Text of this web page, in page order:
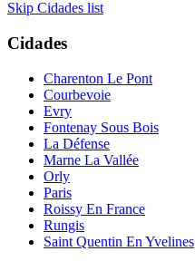
Skip Cidades list
Cidades
Charenton Le Pont
Courbevoie
Evry
Fontenay Sous Bois
La Défense
Marne La Vallée
Orly
Paris
Roissy En France
Rungis
Saint Quentin En Yvelines